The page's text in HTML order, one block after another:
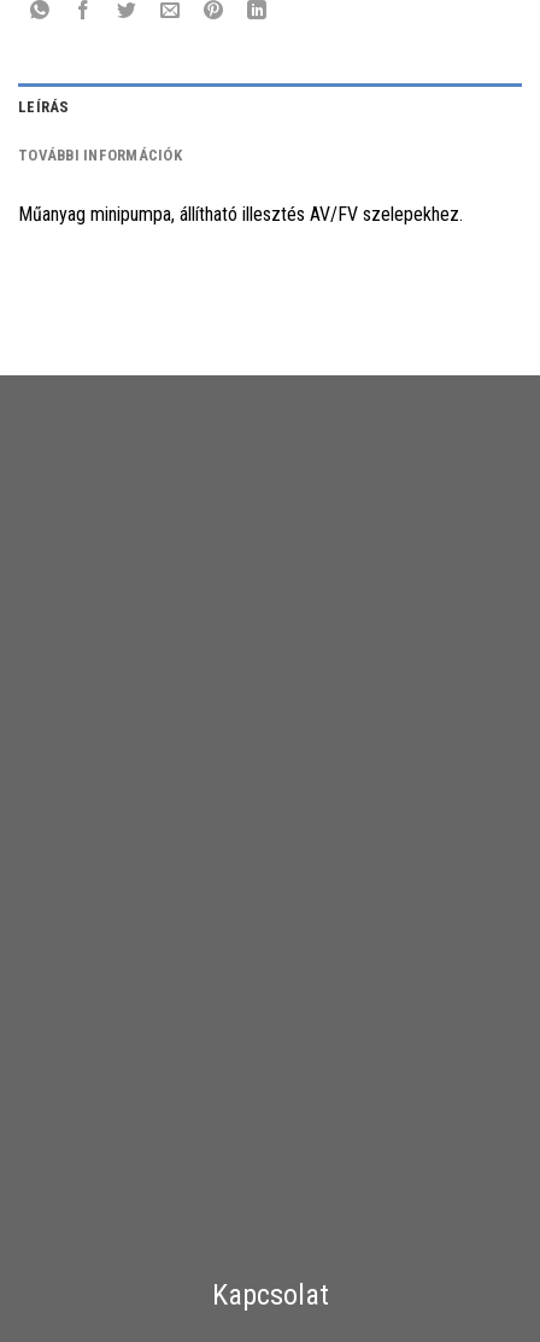
LEÍRÁS
TOVÁBBI INFORMÁCIÓK
Műanyag minipumpa, állítható illesztés AV/FV szelepekhez.
Kapcsolat